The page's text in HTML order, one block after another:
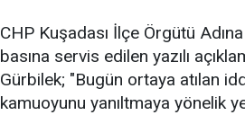
CHP Kuşadası İlçe Örgütü
basına servis edilen yazılı
Gürbilek; "Bugün ortaya atılan
kamuoyunu yanıltmaya yönelik